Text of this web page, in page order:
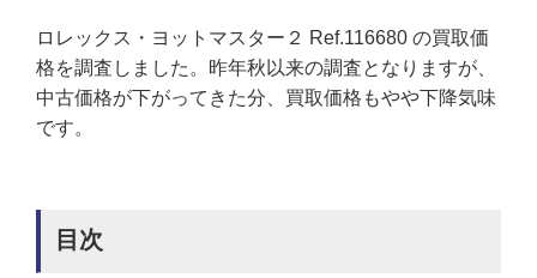
ロレックス・ヨットマスター２ Ref.116680 の買取価
格を調査しました。昨年秋以来の調査となりますが、
中古価格が下がってきた分、買取価格もやや下降気味
です。
目次